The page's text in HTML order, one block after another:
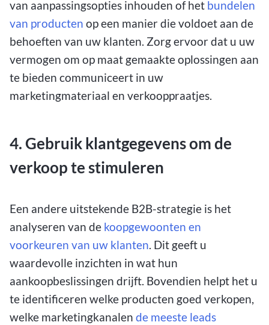
van aanpassingsopties inhouden of het bundelen
van producten op een manier die voldoet aan de
behoeften van uw klanten. Zorg ervoor dat u uw
vermogen om op maat gemaakte oplossingen aan
te bieden communiceert in uw
marketingmateriaal en verkooppraatjes.
4. Gebruik klantgegevens om de
verkoop te stimuleren
Een andere uitstekende B2B-strategie is het
analyseren van de koopgewoonten en
voorkeuren van uw klanten. Dit geeft u
waardevolle inzichten in wat hun
aankoopbeslissingen drijft. Bovendien helpt het u
te identificeren welke producten goed verkopen,
welke marketingkanalen de meeste leads